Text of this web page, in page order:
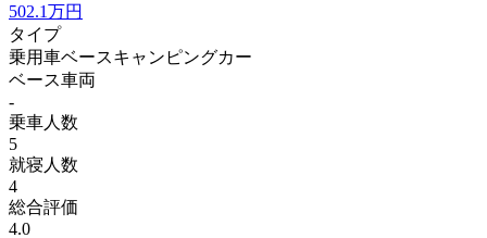
502.1万円
タイプ
乗用車ベースキャンピングカー
ベース車両
-
乗車人数
5
就寝人数
4
総合評価
4.0